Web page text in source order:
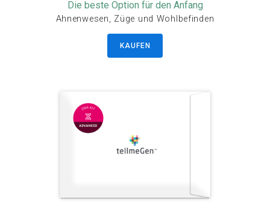
Die beste Option für den Anfang
Ahnenwesen, Züge und Wohlbefinden
KAUFEN